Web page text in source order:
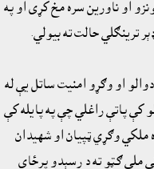
او ناورين سره مخ کړی او په
ترينګلي حالت ته بيولي.
او وګړو امنيت ساتل يې له
پاتې راغلي چې په پايله کې
ملکي وګړي ټپيان او شهيدان
ملي ګټو ته د رسېدو پرځاى